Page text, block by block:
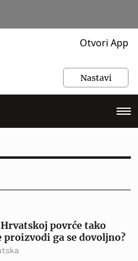
Otvori App
Nastavi
povrće tako
proizvodi ga se dovoljno?